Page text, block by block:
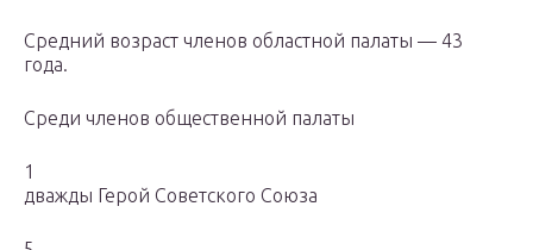
Средний возраст членов областной палаты — 43
года.
Среди членов общественной палаты
1
дважды Герой Советского Союза